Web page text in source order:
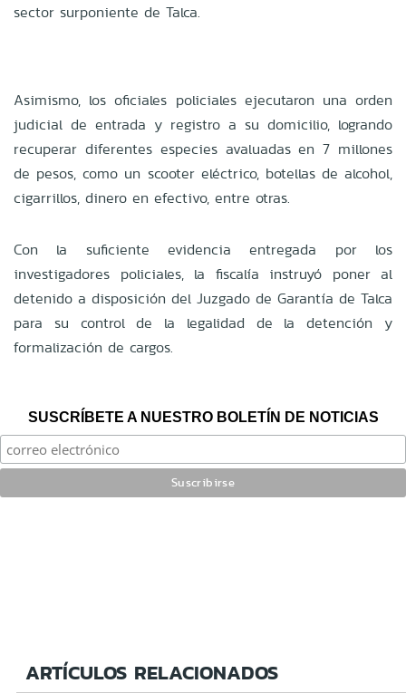
sector surponiente de Talca.
Asimismo, los oficiales policiales ejecutaron una orden
judicial de entrada y registro a su domicilio, logrando
recuperar diferentes especies avaluadas en 7 millones
de pesos, como un scooter eléctrico, botellas de alcohol,
cigarrillos, dinero en efectivo, entre otras.
Con la suficiente evidencia entregada por los
investigadores policiales, la fiscalía instruyó poner al
detenido a disposición del Juzgado de Garantía de Talca
para su control de la legalidad de la detención y
formalización de cargos.
SUSCRÍBETE A NUESTRO BOLETÍN DE NOTICIAS
ARTÍCULOS RELACIONADOS